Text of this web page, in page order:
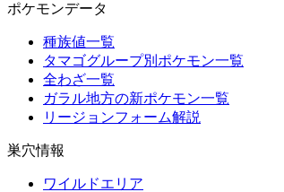
ポケモンデータ
種族値一覧
タマゴグループ別ポケモン一覧
全わざ一覧
ガラル地方の新ポケモン一覧
リージョンフォーム解説
巣穴情報
ワイルドエリア